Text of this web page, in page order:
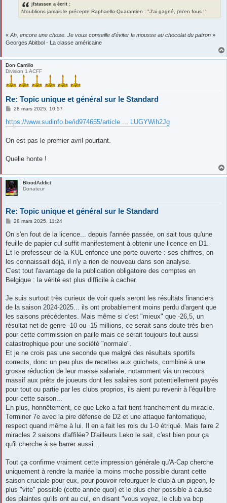
jfstassen a écrit :
N'oublions jamais le précepte Raphaello-Quarantien : "J'ai gagné, j'm'en fous !"
« Ah, encore une chose. Je vous conseille d'éviter la mousse au chocolat du patron »
Georges Abitbol - La classe américaine
Don Camillo
Division 1 ACFF
Re: Topic unique et général sur le Standard
M
s
s
g
e
28 mars 2025, 10:57
https://www.sudinfo.be/id974655/article ... LUGYWih2Jg
On est pas le premier avril pourtant.
Quelle honte !
BloodAddict
Donateur
Re: Topic unique et général sur le Standard
M
s
a
g
28 mars 2025, 11:24
On s'en fout de la licence... depuis l'année passée, on sait tous qu'une
feuille de papier cul suffit manifestement à obtenir une licence en D1.
Et le professeur de la KUL enfonce une porte ouverte : ses chiffres, on
les connaissait déjà, il n'y a rien de nouveau dans son analyse.
C'est tout l'avantage de la publication obligatoire des comptes en
Belgique : la vérité est plus difficile à cacher.
Je suis surtout très curieux de voir quels seront les résultats financiers
de la saison 2024-2025... ils ont probablement moins perdu d'argent que
les saisons précédentes. Mais même si c'est "mieux" que -26,5, un
résultat net de genre -10 ou -15 millions, ce serait sans doute très bien
pour cette commission en paille mais ce serait toujours tout aussi
catastrophique pour une société "normale".
Et je ne crois pas une seconde que malgré des résultats sportifs
corrects, donc un peu plus de recettes aux guichets, combiné à une
grosse réduction de leur masse salariale, notamment via un recours
massif aux prêts de joueurs dont les salaires sont potentiellement payés
pour tout ou partie par les clubs proprios, ils aient pu revenir à l'équilibre
pour cette saison...
En plus, honnêtement, ce que Leko a fait tient franchement du miracle.
Terminer 7e avec la pire défense de D2 et une attaque fantomatique,
respect quand même à lui. Il en a fait les rois du 1-0 étriqué. Mais faire 2
miracles 2 saisons d'affilée? D'ailleurs Leko le sait, c'est bien pour ça
qu'il cherche à se barrer aussi...
Tout ça confirme vraiment cette impression générale qu'A-Cap cherche
uniquement à rendre la mariée la moins moche possible durant cette
saison cruciale pour eux, pour pouvoir refourguer le club à un pigeon, le
plus "vite" possible (cette année quoi) et le plus cher possible à cause
des plaintes qu'ils ont au cul, en disant "vous voyez, le club va bcp